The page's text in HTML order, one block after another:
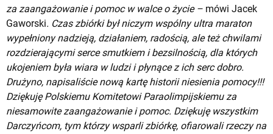
za zaangażowanie i pomoc w walce o życie – mówi Jacek
Gaworski. Czas zbiórki był niczym wspólny ultra maraton
wypełniony nadzieją, działaniem, radością, ale też chwilami
rozdzierającymi serce smutkiem i bezsilnością, dla których
ukojeniem była wiara w ludzi i płynące z ich serc dobro.
Drużyno, napisaliście nową kartę historii niesienia pomocy!!!
DziękujęPolskiemu Komitetowi Paraolimpijskiemuza
niesamowite zaangażowanie i pomoc. Dziękuję wszystkim
Darczyńcom, tym którzy wsparli zbiórkę, ofiarowali rzeczy na